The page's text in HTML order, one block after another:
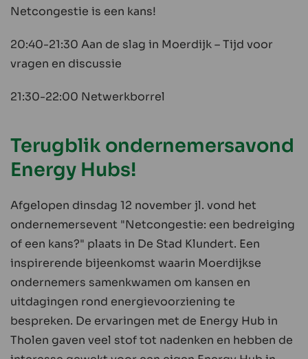
Netcongestie is een kans!
20:40-21:30 Aan de slag in Moerdijk – Tijd voor
vragen en discussie
21:30-22:00 Netwerkborrel
Terugblik ondernemersavond
Energy Hubs!
Afgelopen dinsdag 12 november jl. vond het
ondernemersevent "Netcongestie: een bedreiging
of een kans?" plaats in De Stad Klundert. Een
inspirerende bijeenkomst waarin Moerdijkse
ondernemers samenkwamen om kansen en
uitdagingen rond energievoorziening te
bespreken. De ervaringen met de Energy Hub in
Tholen gaven veel stof tot nadenken en hebben de